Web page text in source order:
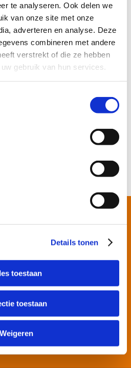
te analyseren. Ook delen we
van onze site met onze
adverteren en analyse. Deze
combineren met andere
verstrekt of die ze hebben
gebruik van hun services.
Details tonen
toestaan
toestaan
Weigeren
of borden raken de
bereid in kommen of
of gouden sierrand. Of er
wand.
Verwijder de oorzaak. Bij
magnetron.
lawaai
Vind hier je